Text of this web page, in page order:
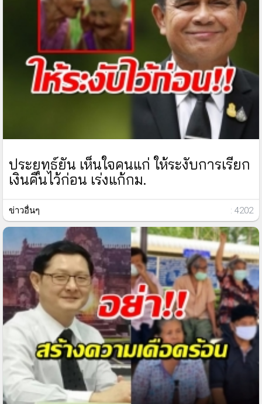
ประยุทธ์ยัน เห็นใจคนแก่ ให้ระงับการเรียก
เงินคืนไว้ก่อน เร่งแก้กม.
ข่าวอื่นๆ : 4202